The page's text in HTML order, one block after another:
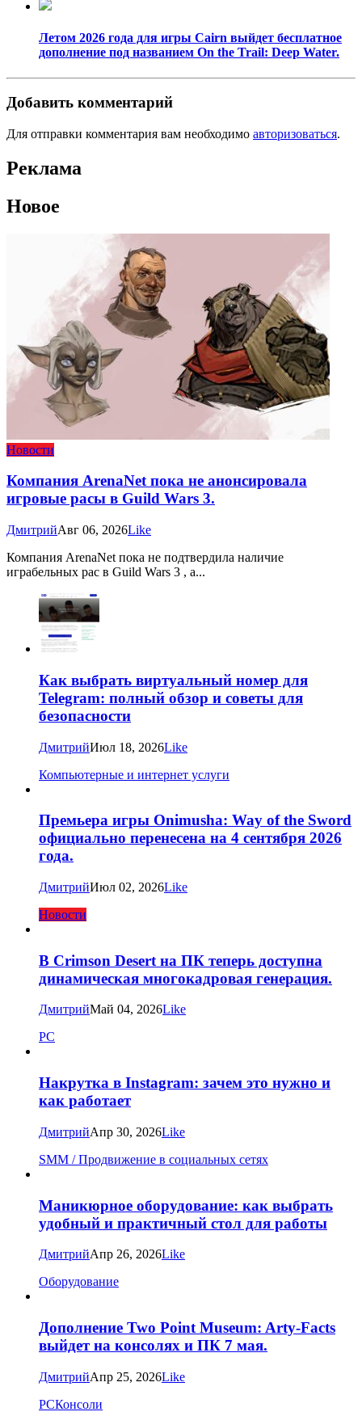
Летом 2026 года для игры Cairn выйдет бесплатное
дополнение под названием On the Trail: Deep Water.
Добавить комментарий
Для отправки комментария вам необходимо авторизоваться.
Реклама
Новое
Новости
Компания ArenaNet пока не анонсировала
игровые расы в Guild Wars 3.
ДмитрийАвг 06, 2026Like
Компания ArenaNet пока не подтвердила наличие
играбельных рас в Guild Wars 3 , а...
Как выбрать виртуальный номер для
Telegram: полный обзор и советы для
безопасности
ДмитрийИюл 18, 2026Like
Компьютерные и интернет услуги
Премьера игры Onimusha: Way of the Sword
официально перенесена на 4 сентября 2026
года.
ДмитрийИюл 02, 2026Like
Новости
В Crimson Desert на ПК теперь доступна
динамическая многокадровая генерация.
ДмитрийМай 04, 2026Like
PC
Накрутка в Instagram: зачем это нужно и
как работает
ДмитрийАпр 30, 2026Like
SMM / Продвижение в социальных сетях
Маникюрное оборудование: как выбрать
удобный и практичный стол для работы
ДмитрийАпр 26, 2026Like
Оборудование
Дополнение Two Point Museum: Arty-Facts
выйдет на консолях и ПК 7 мая.
ДмитрийАпр 25, 2026Like
PCКонсоли